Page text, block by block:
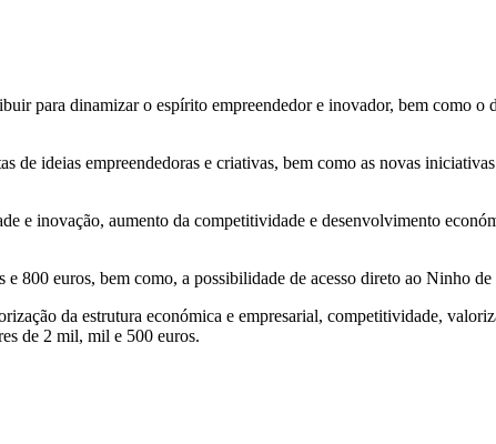
para dinamizar o espírito empreendedor e inovador, bem como o
ideias empreendedoras e criativas, bem como as novas
e inovação, aumento da competitividade e desenvolvimento
800 euros, bem como, a possibilidade de acesso direto ao Ninho
da estrutura económica e empresarial, competitividade,
de 2 mil, mil e 500 euros.